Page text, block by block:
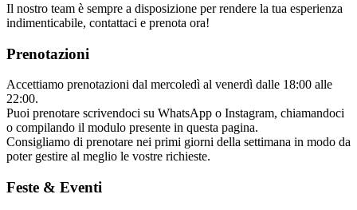
Il nostro team è sempre a disposizione per rendere la tua esperienza
indimenticabile, contattaci e prenota ora!
Prenotazioni
Accettiamo prenotazioni dal mercoledì al venerdì dalle 18:00 alle
22:00.
Puoi prenotare scrivendoci su WhatsApp o Instagram, chiamandoci
o compilando il modulo presente in questa pagina.
Consigliamo di prenotare nei primi giorni della settimana in modo da
poter gestire al meglio le vostre richieste.
Feste & Eventi